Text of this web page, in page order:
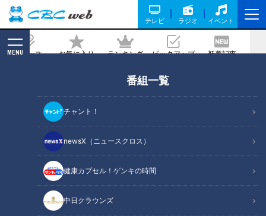
テレビ ラジオ イベント
ニュース お気に入り ランキング ピックアップ 新着記事
MENU
番組一覧
チャント！
newsX（ニュースクロス）
健康カプセル！ゲンキの時間
中日クラウンズ
ユーピー３分クッキング】
記事に戻る